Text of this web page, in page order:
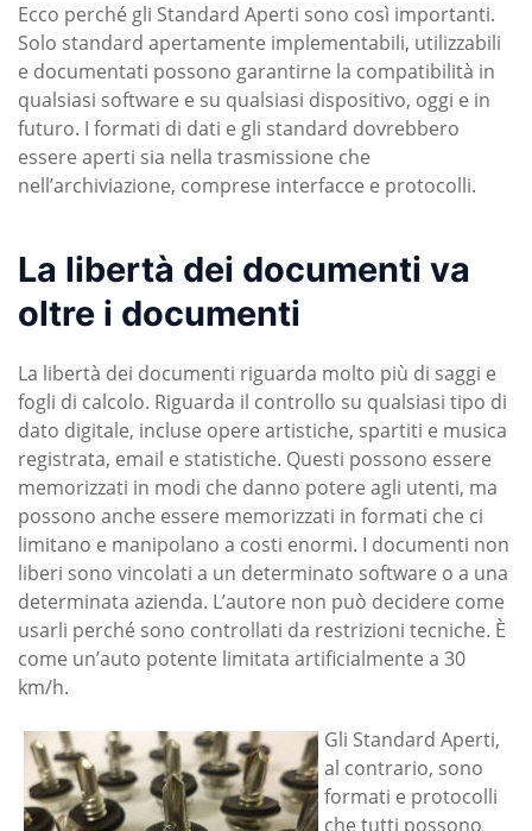
Ecco perché gli Standard Aperti sono così importanti.
Solo standard apertamente implementabili, utilizzabili
e documentati possono garantirne la compatibilità in
qualsiasi software e su qualsiasi dispositivo, oggi e in
futuro. I formati di dati e gli standard dovrebbero
essere aperti sia nella trasmissione che
nell’archiviazione, comprese interfacce e protocolli.
La libertà dei documenti va
oltre i documenti
La libertà dei documenti riguarda molto più di saggi e
fogli di calcolo. Riguarda il controllo su qualsiasi tipo di
dato digitale, incluse opere artistiche, spartiti e musica
registrata, email e statistiche. Questi possono essere
memorizzati in modi che danno potere agli utenti, ma
possono anche essere memorizzati in formati che ci
limitano e manipolano a costi enormi. I documenti non
liberi sono vincolati a un determinato software o a una
determinata azienda. L’autore non può decidere come
usarli perché sono controllati da restrizioni tecniche. È
come un’auto potente limitata artificialmente a 30
km/h.
Gli Standard Aperti,
al contrario, sono
formati e protocolli
che tutti possono